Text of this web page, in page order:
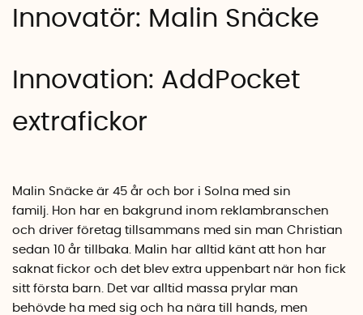
Innovatör: Malin Snäcke
Innovation: AddPocket
extrafickor
Malin Snäcke är 45 år och bor i Solna med sin
familj. Hon har en bakgrund inom reklambranschen
och driver företag tillsammans med sin man Christian
sedan 10 år tillbaka. Malin har alltid känt att hon har
saknat fickor och det blev extra uppenbart när hon fick
sitt första barn. Det var alltid massa prylar man
behövde ha med sig och ha nära till hands, men